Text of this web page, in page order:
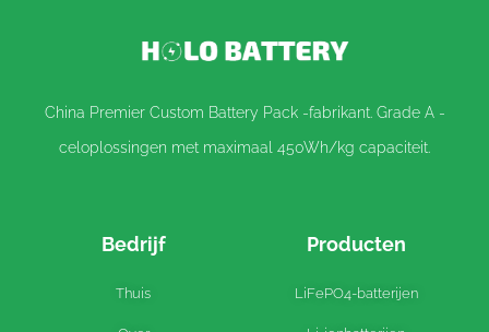
China Premier Custom Battery Pack -fabrikant. Grade A -
celoplossingen met maximaal 450Wh/kg capaciteit.
Bedrijf
Thuis
Producten
LiFePO4-batterijen